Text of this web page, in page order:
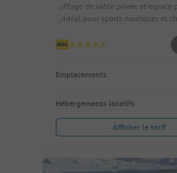
Plage de sable privée et espace
Idéal pour sports nautiques et
Emplacements
Hébergements locatifs
Afficher le tarif